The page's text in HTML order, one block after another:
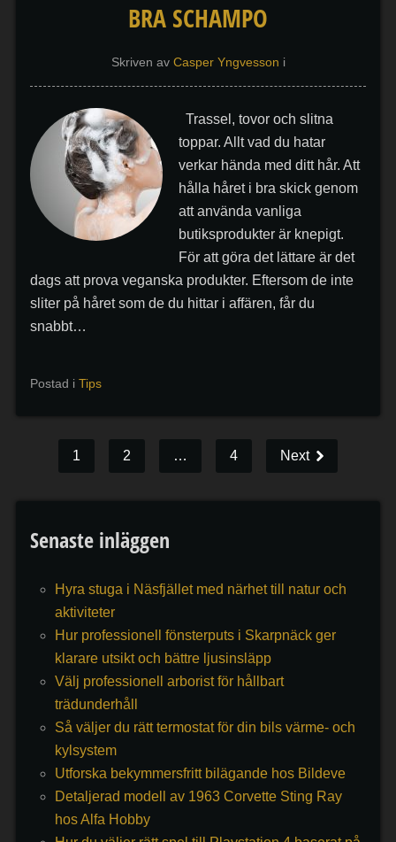
BRA SCHAMPO
Skriven av Casper Yngvesson i
Trassel, tovor och slitna
toppar. Allt vad du hatar
verkar hända med ditt hår. Att
hålla håret i bra skick genom
att använda vanliga
butiksprodukter är knepigt.
För att göra det lättare är det
dags att prova veganska produkter. Eftersom de inte
sliter på håret som de du hittar i affären, får du
snabbt…
Postad iTips
1 2 … 4 Next
Senaste inläggen
Hyra stuga i Näsfjället med närhet till natur och
aktiviteter
Hur professionell fönsterputs i Skarpnäck ger
klarare utsikt och bättre ljusinsläpp
Välj professionell arborist för hållbart
trädunderhåll
Så väljer du rätt termostat för din bils värme- och
kylsystem
Utforska bekymmersfritt bilägande hos Bildeve
Detaljerad modell av 1963 Corvette Sting Ray
hos Alfa Hobby